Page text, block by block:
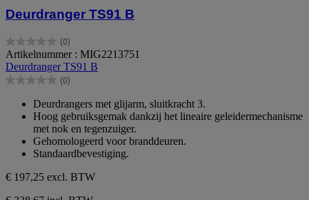
Deurdranger TS91 B
(0)
0.0
van
de
5
Artikelnummer : MIG2213751
Deurdranger TS91 B
(0)
0.0
sterren.
Deurdrangers met glijarm, sluitkracht 3.
Hoog gebruiksgemak dankzij het lineaire geleidermechanisme
met nok en tegenzuiger.
Gehomologeerd voor branddeuren.
Standaardbevestiging.
€ 197,25 excl. BTW